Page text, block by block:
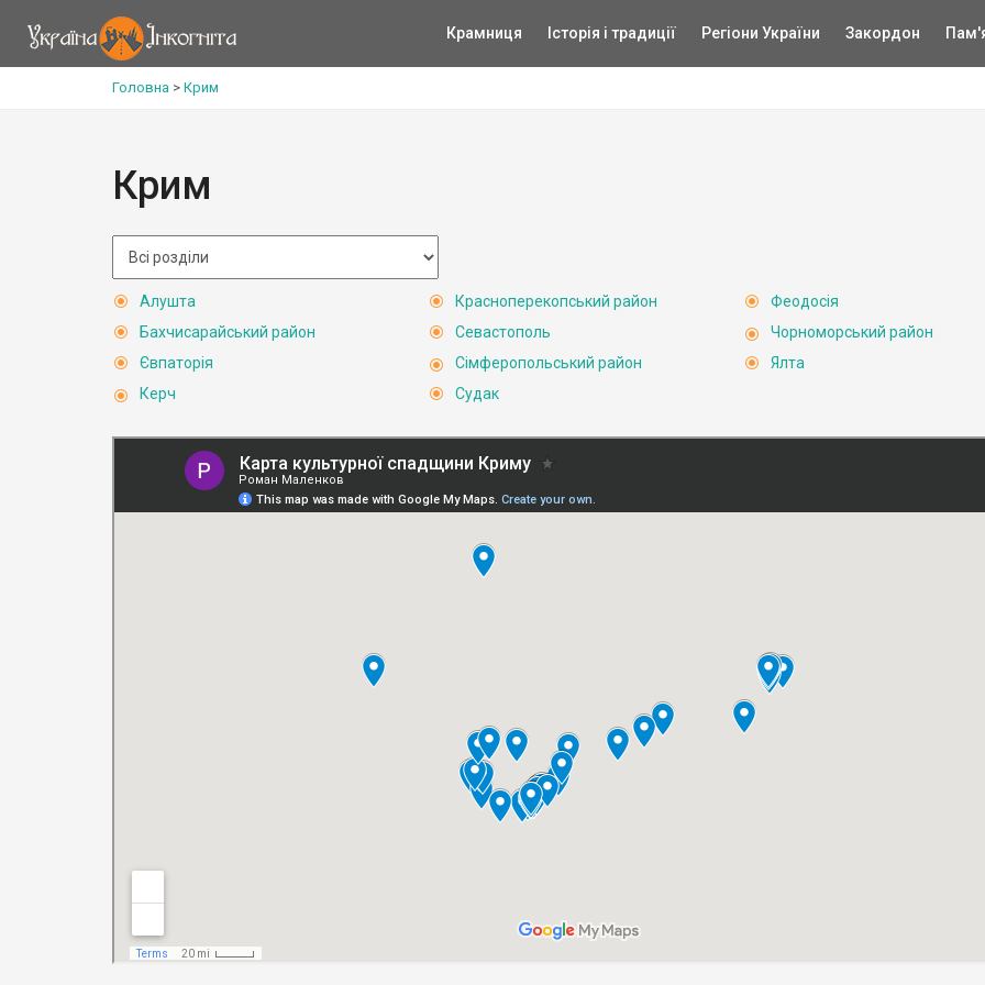
Крамниця Історія і традиції Регіони України Закордон
Головна > Крим
Крим
Алушта
Бахчисарайський район
Євпаторія
Керч
Красноперекопський район
Севастополь
Сімферопольський район
Судак
Феодосія
Чорноморський район
Ялта